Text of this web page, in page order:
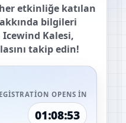
etkinliğe katılan
bilgileri
Kalesi,
takip edin!
OPENS IN
01:08:52